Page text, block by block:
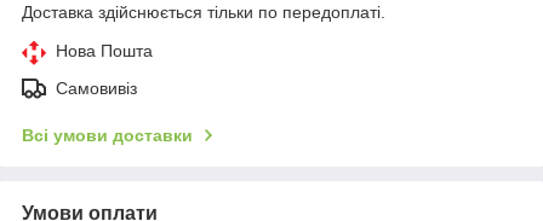
Доставка здійснюється тільки по передоплаті.
Нова Пошта
Самовивіз
Всі умови доставки
Умови оплати